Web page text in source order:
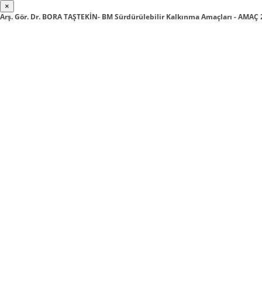
×
Arş. Gör. Dr. BORA TAŞTEKİN- BM Sürdürülebilir Kalkınma Amaçları - AMAÇ